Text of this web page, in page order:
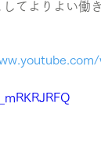
てよりよい働